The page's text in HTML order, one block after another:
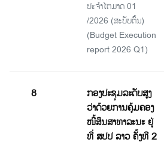
ປະຈໍາໄຕມາດ 01
/2026 (ສະບັບຕົ້ນ)
(Budget Execution
report 2026 Q1)
8
ກອງປະຊຸມລະດັບສູງ
ວ່າດ້ວຍການຄຸ້ມຄອງ
ໜີ້ສິນສາທາລະນະ ຢູ່
ທີ່ ສປປ ລາວ ຄັ້ງທີ 2